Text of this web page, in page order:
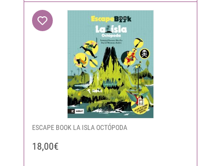
ESCAPE BOOK LA ISLA OCTÓPODA
18,00€